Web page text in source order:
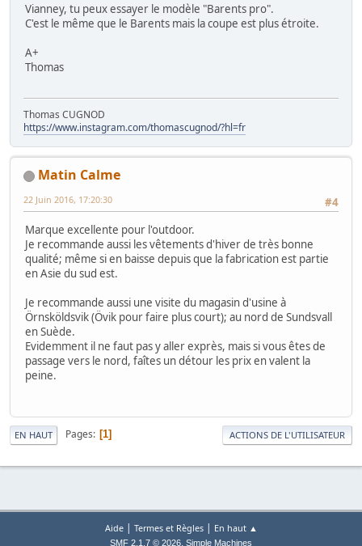
Vianney, tu peux essayer le modèle "Barents pro".
C'est le même que le Barents mais la coupe est plus étroite.
A+
Thomas
Thomas CUGNOD
https://www.instagram.com/thomascugnod/?hl=fr
Matin Calme
#4
22 Juin 2016, 17:20:30
Marque excellente pour l'outdoor.
Je recommande aussi les vêtements d'hiver de très bonne
qualité; même si en baisse depuis que la fabrication est partie
en Asie du sud est.
Je recommande aussi une visite du magasin d'usine à
Örnsköldsvik (Övik pour faire plus court); au nord de Sundsvall
en Suède.
Evidemment il ne faut pas y aller exprès, mais si vous êtes de
passage vers le nord, faîtes un détour les prix en valent la
peine.
EN HAUT Pages 1 ACTIONS DE L'UTILISATEUR
Aide| Termes et Règles| En haut ▲
SMF 2.1.7 © 2026, Simple Machines